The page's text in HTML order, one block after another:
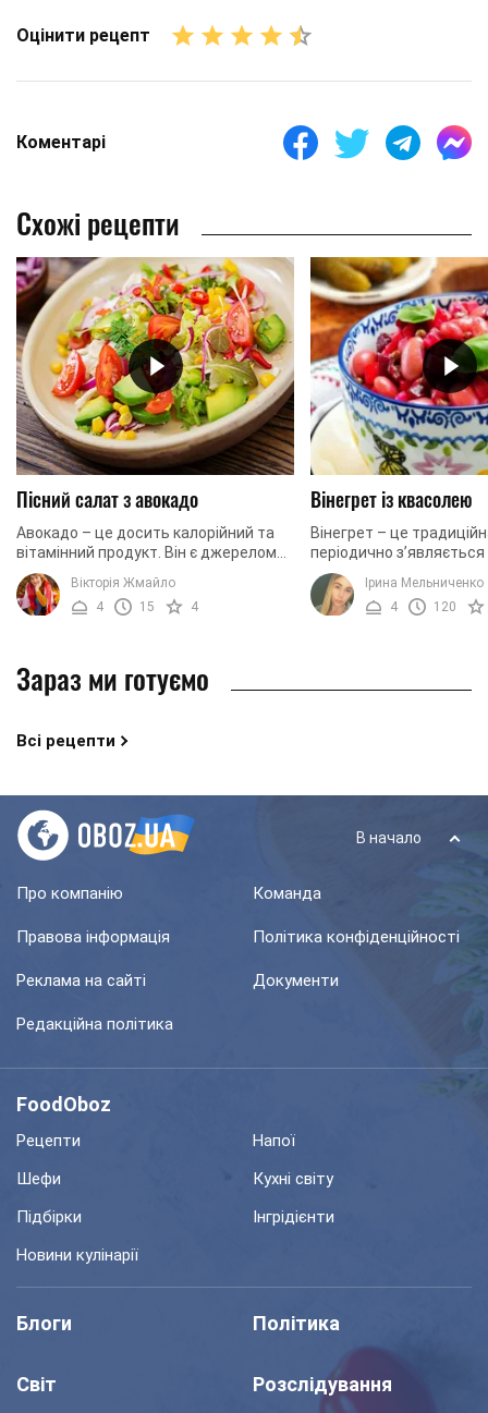
Оцінити рецепт
Коментарі
Схожі рецепти
Пісний салат з авокадо
Авокадо – це досить калорійний та
вітамінний продукт. Він є джерелом
величезної кількості вітамінів та
мінералів. Саме тому авокадо може
бути ...
Вікторія Жмайло
4
15 4
Вінегрет із квасолею
Вінегрет – це
періодично
кожної господині.
варених овочів, солоних
Ірина Мельниченко
4
120
Зараз ми готуємо
Всі рецепти
В начало
Про компанію Команда
Правова інформація Політика конфіденційності
Реклама на сайті Документи
Редакційна політика
FoodOboz
Рецепти
Напої
Шефи
Кухні світу
Підбірки
Інгрідієнти
Новини кулінарії
Блоги Політика
Світ Розслідування